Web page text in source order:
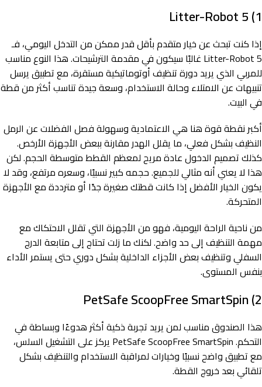
1) Litter-Robot 5
إذا كنت تبحث عن خيار متقدم بأقل قدر ممكن من التدخل اليومي، فـ
Litter-Robot 5 غالبًا سيكون في مقدمة الترشيحات. هذا النوع مناسب
للمربي الذي يريد دورة تنظيف أوتوماتيكية مستقرة، مع تطبيق يرسل
تنبيهات عن الامتلاء وحالة الاستخدام، وسعة جيدة تناسب أكثر من قطة
في البيت.
أكبر نقطة قوة هنا هي الاعتمادية وسهولة فصل الفضلات عن الرمل
النظيف بشكل فعلي، ما يقلل الهدر مقارنة ببعض الأجهزة الأرخص.
كذلك تصميم الدخول عادة مريح لمعظم القطط متوسطة الحجم. لكن
هذا لا يعني أنه مثالي للجميع. حجمه كبير نسبيًا، وسعره مرتفع، وقد لا
يكون الخيار الأفضل إذا كانت قطتك صغيرة جدًا أو مترددة مع الأجهزة
المتحركة.
من ناحية الراحة اليومية، فهو من الأجهزة التي تقلل الاحتكاك مع
مهمة التنظيف إلى حد واضح. لكنك ما زلت تحتاج إلى متابعة الدرج
السفلي وتنظيف بعض الأجزاء الداخلية بشكل دوري حتى يستمر الأداء
بنفس المستوى.
2) PetSafe ScoopFree SmartSpin
هذا الصندوق مناسب لمن يريد تجربة ذكية أكثر هدوءًا وبساطة في
التحكم. PetSafe ScoopFree SmartSpin يركز على التشغيل السلس،
مع تطبيق واضح نسبيًا وخيارات لمراقبة الاستخدام والتنظيف بشكل
تلقائي بعد خروج القطة.